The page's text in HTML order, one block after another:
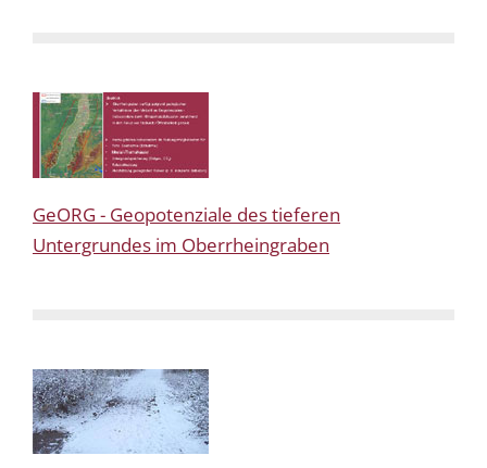
GeORG - Geopotenziale des tieferen
Untergrundes im Oberrheingraben